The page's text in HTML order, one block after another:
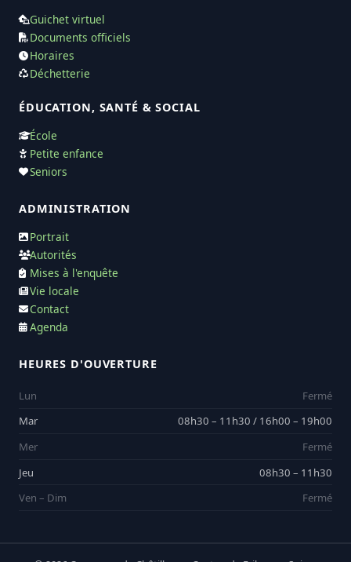
Guichet virtuel
Documents officiels
Horaires
Déchetterie
ÉDUCATION, SANTÉ & SOCIAL
École
Petite enfance
Seniors
ADMINISTRATION
Portrait
Autorités
Mises à l'enquête
Vie locale
Contact
Agenda
HEURES D'OUVERTURE
Lun
Fermé
Mar
08h30 – 11h30 / 16h00 – 19h00
Mer
Fermé
Jeu
08h30 – 11h30
Ven – Dim
Fermé